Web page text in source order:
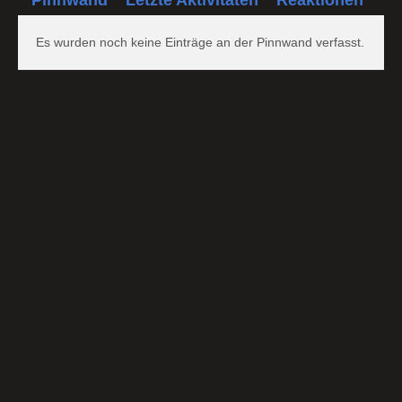
Es wurden noch keine Einträge an der Pinnwand verfasst.